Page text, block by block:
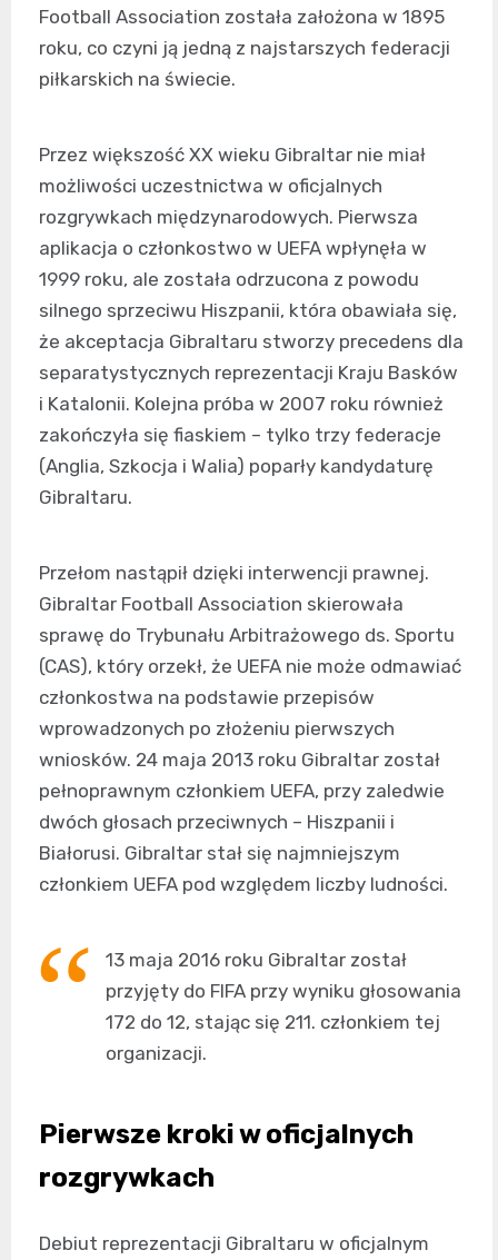
Football Association została założona w 1895
roku, co czyni ją jedną z najstarszych federacji
piłkarskich na świecie.
Przez większość XX wieku Gibraltar nie miał
możliwości uczestnictwa w oficjalnych
rozgrywkach międzynarodowych. Pierwsza
aplikacja o członkostwo w UEFA wpłynęła w
1999 roku, ale została odrzucona z powodu
silnego sprzeciwu Hiszpanii, która obawiała się,
że akceptacja Gibraltaru stworzy precedens dla
separatystycznych reprezentacji Kraju Basków
i Katalonii. Kolejna próba w 2007 roku również
zakończyła się fiaskiem – tylko trzy federacje
(Anglia, Szkocja i Walia) poparły kandydaturę
Gibraltaru.
Przełom nastąpił dzięki interwencji prawnej.
Gibraltar Football Association skierowała
sprawę do Trybunału Arbitrażowego ds. Sportu
(CAS), który orzekł, że UEFA nie może odmawiać
członkostwa na podstawie przepisów
wprowadzonych po złożeniu pierwszych
wniosków. 24 maja 2013 roku Gibraltar został
pełnoprawnym członkiem UEFA, przy zaledwie
dwóch głosach przeciwnych – Hiszpanii i
Białorusi. Gibraltar stał się najmniejszym
członkiem UEFA pod względem liczby ludności.
13 maja 2016 roku Gibraltar został
przyjęty do FIFA przy wyniku głosowania
172 do 12, stając się 211. członkiem tej
organizacji.
Pierwsze kroki w oficjalnych
rozgrywkach
Debiut reprezentacji Gibraltaru w oficjalnym